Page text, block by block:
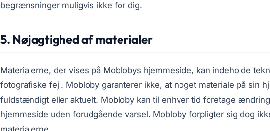
begrænsninger muligvis ikke for dig.
5. Nøjagtighed af materialer
Materialerne, der vises på Moblobys hjemmeside, kan indeholde
fotografiske fejl. Mobloby garanterer ikke, at noget materiale på sin
fuldstændigt eller aktuelt. Mobloby kan til enhver tid foretage
hjemmeside uden forudgående varsel. Mobloby forpligter sig dog
materialerne.